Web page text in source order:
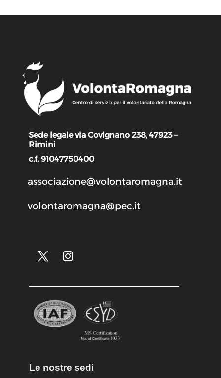
Sede legale via Covignano 238, 47923 –
Rimini
c.f. 91047750400
associazione@volontaromagna.it
volontaromagna@pec.it
Le nostre sedi